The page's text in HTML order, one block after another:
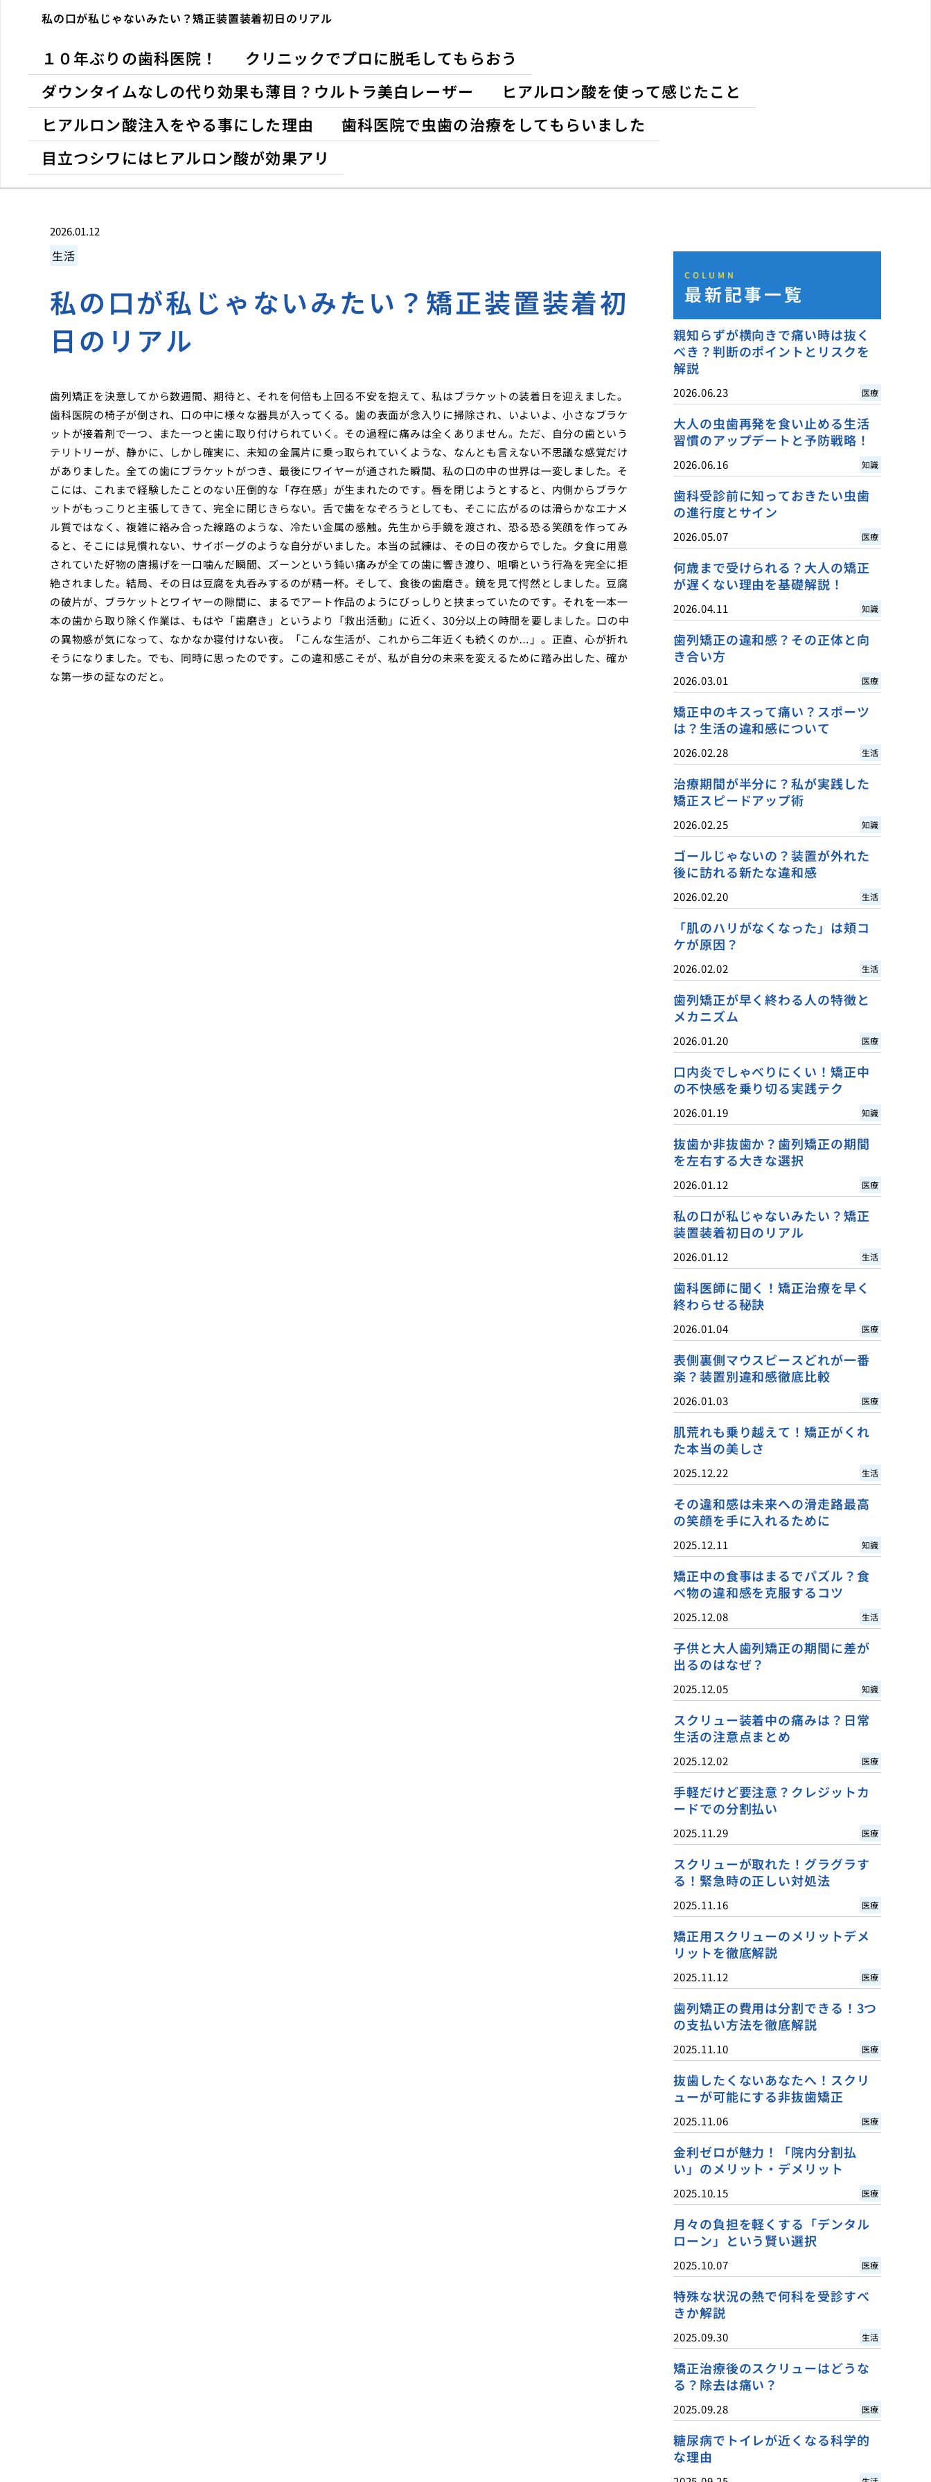
私の口が私じゃないみたい？矯正装置装着初日のリアル
１０年ぶりの歯科医院！
クリニックでプロに脱毛してもらおう
ダウンタイムなしの代り効果も薄目？ウルトラ美白レーザー
ヒアルロン酸を使って感じたこと
ヒアルロン酸注入をやる事にした理由
歯科医院で虫歯の治療をしてもらいました
目立つシワにはヒアルロン酸が効果アリ
2026.01.12
生活
私の口が私じゃないみたい？矯正装置装着初
日のリアル
歯列矯正を決意してから数週間、期待と、それを何倍も上回る不安を抱えて、私はブラケットの装着日を迎えました。
歯科医院の椅子が倒され、口の中に様々な器具が入ってくる。歯の表面が念入りに掃除され、いよいよ、小さなブラケ
ットが接着剤で一つ、また一つと歯に取り付けられていく。その過程に痛みは全くありません。ただ、自分の歯という
テリトリーが、静かに、しかし確実に、未知の金属片に乗っ取られていくような、なんとも言えない不思議な感覚だけ
がありました。全ての歯にブラケットがつき、最後にワイヤーが通された瞬間、私の口の中の世界は一変しました。そ
こには、これまで経験したことのない圧倒的な「存在感」が生まれたのです。唇を閉じようとすると、内側からブラケ
ットがもっこりと主張してきて、完全に閉じきらない。舌で歯をなぞろうとしても、そこに広がるのは滑らかなエナメ
ル質ではなく、複雑に絡み合った線路のような、冷たい金属の感触。先生から手鏡を渡され、恐る恐る笑顔を作ってみ
ると、そこには見慣れない、サイボーグのような自分がいました。本当の試練は、その日の夜からでした。夕食に用意
されていた好物の唐揚げを一口噛んだ瞬間、ズーンという鈍い痛みが全ての歯に響き渡り、咀嚼という行為を完全に拒
絶されました。結局、その日は豆腐を丸呑みするのが精一杯。そして、食後の歯磨き。鏡を見て愕然としました。豆腐
の破片が、ブラケットとワイヤーの隙間に、まるでアート作品のようにびっしりと挟まっていたのです。それを一本一
本の歯から取り除く作業は、もはや「歯磨き」というより「救出活動」に近く、30分以上の時間を要しました。口の中
の異物感が気になって、なかなか寝付けない夜。「こんな生活が、これから二年近くも続くのか…」。正直、心が折れ
そうになりました。でも、同時に思ったのです。この違和感こそが、私が自分の未来を変えるために踏み出した、確か
な第一歩の証なのだと。
COLUMN
最新記事一覧
親知らずが横向きで痛い時は抜く
べき？判断のポイントとリスクを
解説
2026.06.23 医療
大人の虫歯再発を食い止める生活
習慣のアップデートと予防戦略！
2026.06.16 知識
歯科受診前に知っておきたい虫歯
の進行度とサイン
2026.05.07 医療
何歳まで受けられる？大人の矯正
が遅くない理由を基礎解説！
2026.04.11 知識
歯列矯正の違和感？その正体と向
き合い方
2026.03.01 医療
矯正中のキスって痛い？スポーツ
は？生活の違和感について
2026.02.28 生活
治療期間が半分に？私が実践した
矯正スピードアップ術
2026.02.25 知識
ゴールじゃないの？装置が外れた
後に訪れる新たな違和感
2026.02.20 生活
「肌のハリがなくなった」は頬コ
ケが原因？
2026.02.02 生活
歯列矯正が早く終わる人の特徴と
メカニズム
2026.01.20 医療
口内炎でしゃべりにくい！矯正中
の不快感を乗り切る実践テク
2026.01.19 知識
抜歯か非抜歯か？歯列矯正の期間
を左右する大きな選択
2026.01.12 医療
私の口が私じゃないみたい？矯正
装置装着初日のリアル
2026.01.12 生活
歯科医師に聞く！矯正治療を早く
終わらせる秘訣
2026.01.04 医療
表側裏側マウスピースどれが一番
楽？装置別違和感徹底比較
2026.01.03 医療
肌荒れも乗り越えて！矯正がくれ
た本当の美しさ
2025.12.22 生活
その違和感は未来への滑走路最高
の笑顔を手に入れるために
2025.12.11 知識
矯正中の食事はまるでパズル？食
べ物の違和感を克服するコツ
2025.12.08 生活
子供と大人歯列矯正の期間に差が
出るのはなぜ？
2025.12.05 知識
スクリュー装着中の痛みは？日常
生活の注意点まとめ
2025.12.02 医療
手軽だけど要注意？クレジットカ
ードでの分割払い
2025.11.29 医療
スクリューが取れた！グラグラす
る！緊急時の正しい対処法
2025.11.16 医療
矯正用スクリューのメリットデメ
リットを徹底解説
2025.11.12 医療
歯列矯正の費用は分割できる！3つ
の支払い方法を徹底解説
2025.11.10 医療
抜歯したくないあなたへ！スクリ
ューが可能にする非抜歯矯正
2025.11.06 医療
金利ゼロが魅力！「院内分割払
い」のメリット・デメリット
2025.10.15 医療
月々の負担を軽くする「デンタル
ローン」という賢い選択
2025.10.07 医療
特殊な状況の熱で何科を受診すべ
きか解説
2025.09.30 生活
矯正治療後のスクリューはどうな
る？除去は痛い？
2025.09.28 医療
糖尿病でトイレが近くなる科学的
な理由